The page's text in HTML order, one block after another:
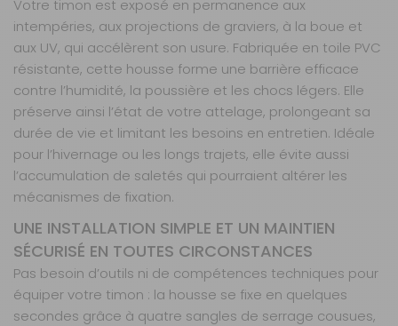
Votre timon est exposé en permanence aux
intempéries, aux projections de graviers, à la boue et
aux UV, qui accélèrent son usure. Fabriquée en toile PVC
résistante, cette housse forme une barrière efficace
contre l’humidité, la poussière et les chocs légers. Elle
préserve ainsi l’état de votre attelage, prolongeant sa
durée de vie et limitant les besoins en entretien. Idéale
pour l’hivernage ou les longs trajets, elle évite aussi
l’accumulation de saletés qui pourraient altérer les
mécanismes de fixation.
UNE INSTALLATION SIMPLE ET UN MAINTIEN
SÉCURISÉ EN TOUTES CIRCONSTANCES
Pas besoin d’outils ni de compétences techniques pour
équiper votre timon : la housse se fixe en quelques
secondes grâce à quatre sangles de serrage cousues,